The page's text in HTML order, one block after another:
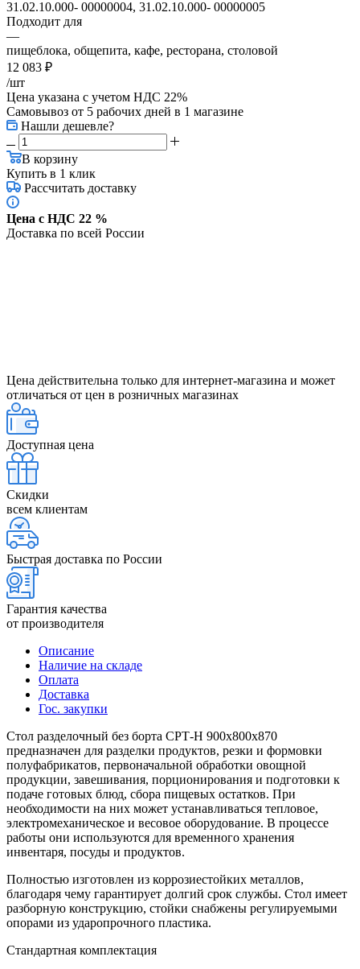
31.02.10.000- 00000004, 31.02.10.000- 00000005
Подходит для
—
пищеблока, общепита, кафе, ресторана, столовой
12 083 ₽
/шт
Цена указана с учетом НДС 22%
Самовывоз от 5 рабочих дней в 1 магазине
Нашли дешевле?
В корзину
Купить в 1 клик
Рассчитать доставку
Цена с НДС 22 %
Доставка по всей России
Цена действительна только для интернет-магазина и может
отличаться от цен в розничных магазинах
Доступная цена
Скидки
всем клиентам
Быстрая доставка по России
Гарантия качества
от производителя
Описание
Наличие на складе
Оплата
Доставка
Гос. закупки
Стол разделочный без борта СРТ-Н 900х800х870
предназначен для разделки продуктов, резки и формовки
полуфабрикатов, первоначальной обработки овощной
продукции, завешивания, порционирования и подготовки к
подаче готовых блюд, сбора пищевых остатков. При
необходимости на них может устанавливаться тепловое,
электромеханическое и весовое оборудование. В процессе
работы они используются для временного хранения
инвентаря, посуды и продуктов.
Полностью изготовлен из коррозиестойких металлов,
благодаря чему гарантирует долгий срок службы. Стол имеет
разборную конструкцию, стойки снабжены регулируемыми
опорами из ударопрочного пластика.
Стандартная комплектация